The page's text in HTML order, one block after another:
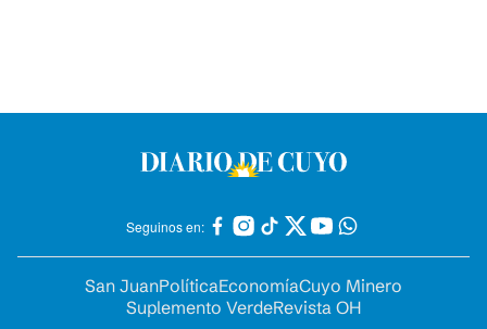
Seguinos en:
San JuanPolíticaEconomíaCuyo Minero
Suplemento VerdeRevista OH